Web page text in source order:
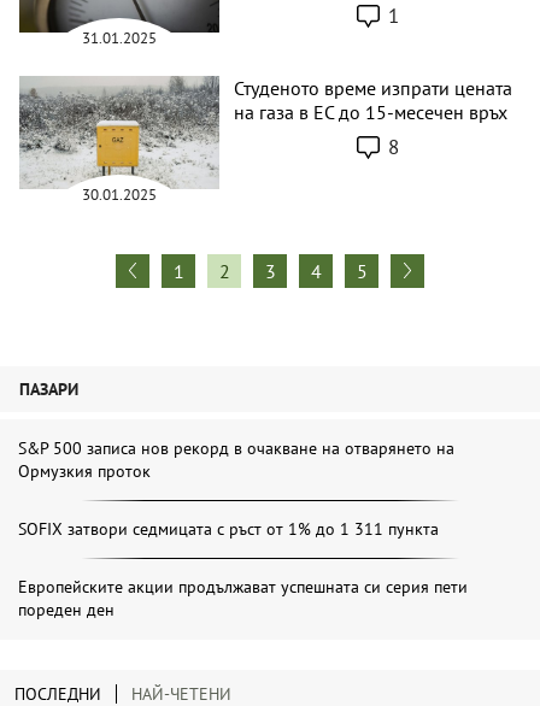
31.01.2025
1
30.01.2025
Студеното време изпрати цената
на газа в ЕС до 15-месечен връх
8
1 2 3 4 5
ПАЗАРИ
S&P 500 записа нов рекорд в очакване на отварянето на
Ормузкия проток
SOFIX затвори седмицата с ръст от 1% до 1 311 пункта
Европейските акции продължават успешната си серия пети
пореден ден
ПОСЛЕДНИ НАЙ-ЧЕТЕНИ